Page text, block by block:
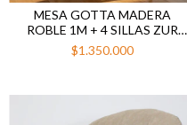
MESA GOTTA MADERA
ROBLE 1M + 4 SILLAS ZUR
BEIGE
$1.350.000